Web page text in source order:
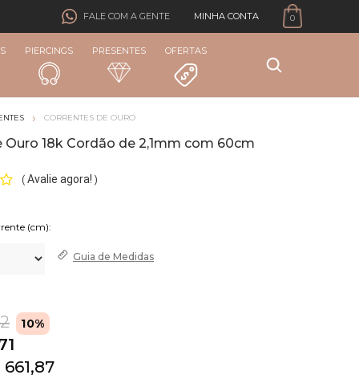
FALE COM A GENTE MINHA CONTA 0
PIERCINGS PRESENTES OFERTAS
CORRENTES DE OURO
Ouro 18k Cordão de 2,1mm com 60cm
( Avalie agora! )
(cm):
Guia de Medidas
10%
661,87